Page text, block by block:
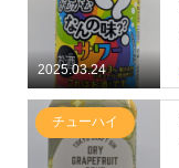
2025.03.24
チューハイ